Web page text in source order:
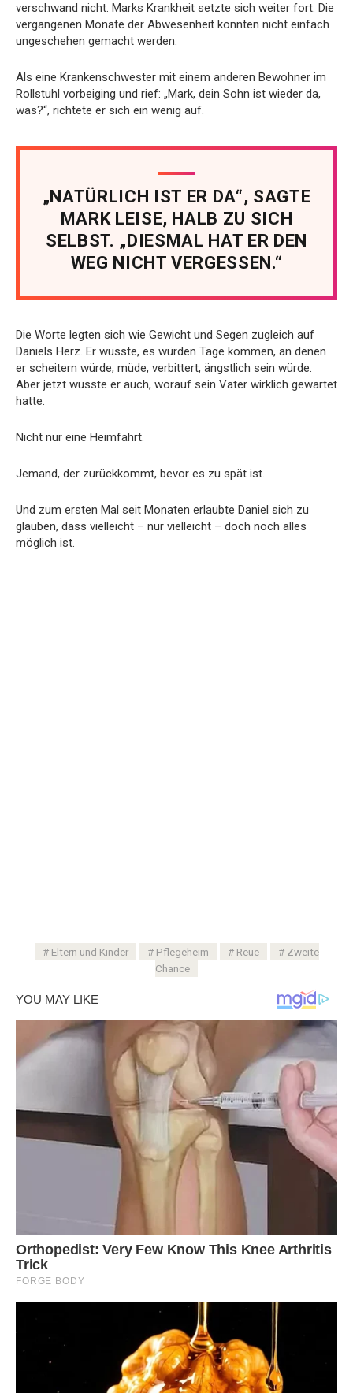
verschwand nicht. Marks Krankheit setzte sich weiter fort. Die
vergangenen Monate der Abwesenheit konnten nicht einfach
ungeschehen gemacht werden.
Als eine Krankenschwester mit einem anderen Bewohner im
Rollstuhl vorbeiging und rief: „Mark, dein Sohn ist wieder da,
was?“, richtete er sich ein wenig auf.
„NATÜRLICH IST ER DA“, SAGTE
MARK LEISE, HALB ZU SICH
SELBST. „DIESMAL HAT ER DEN
WEG NICHT VERGESSEN.“
Die Worte legten sich wie Gewicht und Segen zugleich auf
Daniels Herz. Er wusste, es würden Tage kommen, an denen
er scheitern würde, müde, verbittert, ängstlich sein würde.
Aber jetzt wusste er auch, worauf sein Vater wirklich gewartet
hatte.
Nicht nur eine Heimfahrt.
Jemand, der zurückkommt, bevor es zu spät ist.
Und zum ersten Mal seit Monaten erlaubte Daniel sich zu
glauben, dass vielleicht – nur vielleicht – doch noch alles
möglich ist.
Eltern und Kinder Pflegeheim Reue
Zweite
Chance